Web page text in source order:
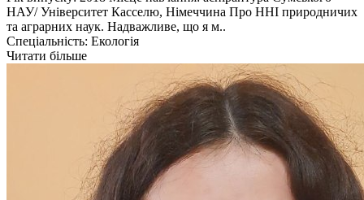
НАУ/ Університет Касселю, Німеччина Про ННІ природничих
та аграрних наук. Надважливе, що я м..
Спеціальність: Екологія
Читати більше